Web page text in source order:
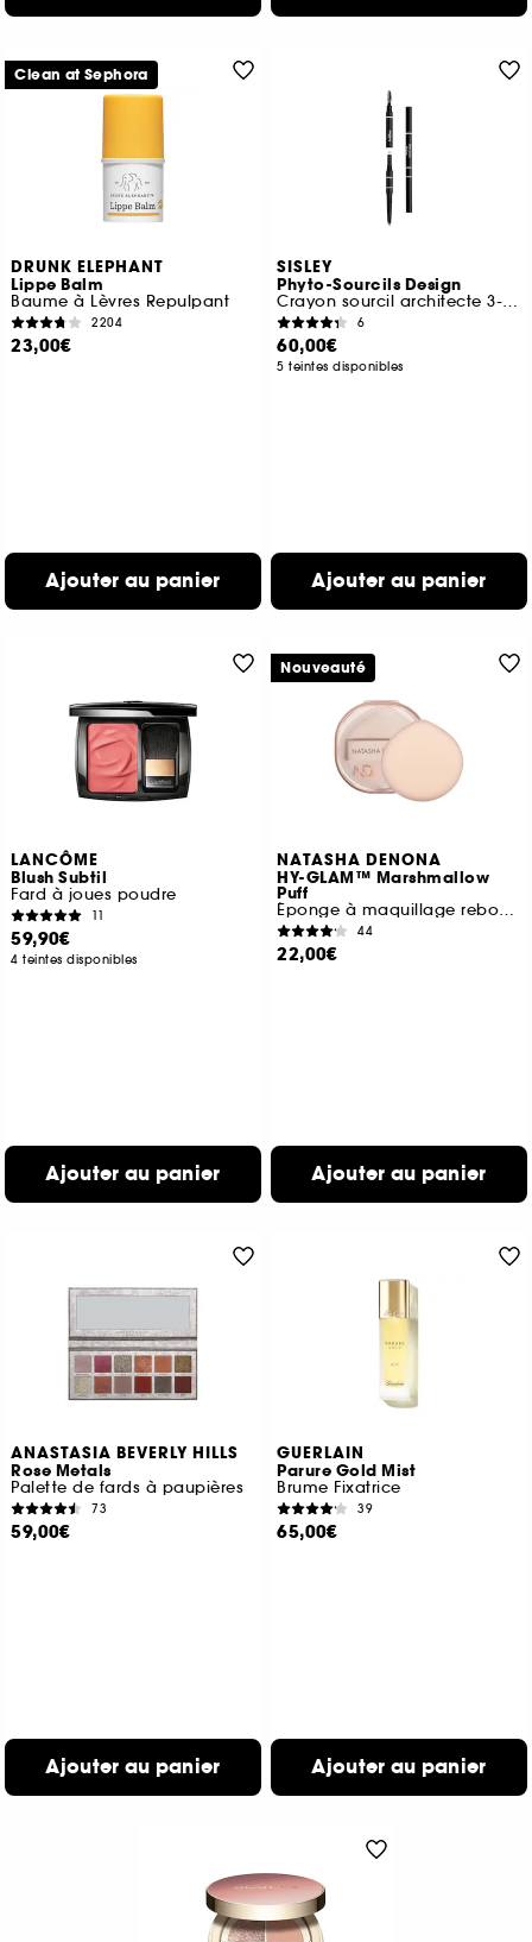
DRUNK ELEPHANT
Lippe Balm
Baume à Lèvres Repulpant
2204
23,00€
Ajouter au panier
Clean at Sephora
SISLEY
Phyto-Sourcils Design
Crayon sourcil architecte 3-en-1
6
60,00€
5 teintes disponibles
Ajouter au panier
LANCÔME
Blush Subtil
Fard à joues poudre
11
59,90€
4 teintes disponibles
Ajouter au panier
NATASHA DENONA
HY-GLAM™ Marshmallow
Puff
Éponge à maquillage rebondie multiusages
44
22,00€
Ajouter au panier
Nouveauté
ANASTASIA BEVERLY HILLS
Rose Metals
Palette de fards à paupières
73
59,00€
Ajouter au panier
GUERLAIN
Parure Gold Mist
Brume Fixatrice
39
65,00€
Ajouter au panier